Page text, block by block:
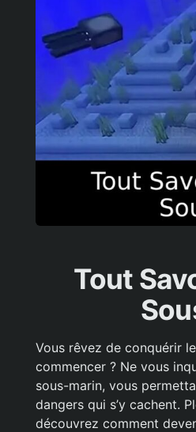
Tout
Vous rêvez de conquérir
commencer ? Ne vous
sous-marin, vous
dangers qui s’y cachent.
découvrez comment